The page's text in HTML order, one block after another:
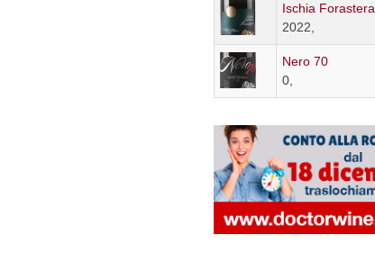
Ischia Forastera
2022,
Nero 70
0,